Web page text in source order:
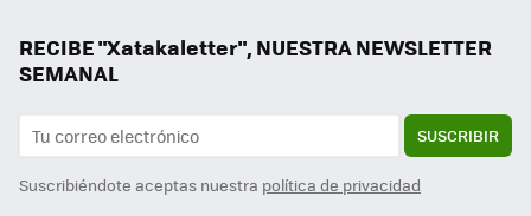
RECIBE "Xatakaletter", NUESTRA NEWSLETTER
SEMANAL
SUSCRIBIR
Suscribiéndote aceptas nuestra política de privacidad